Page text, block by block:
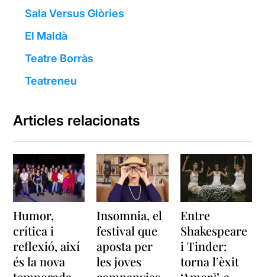
Sala Versus Glòries
El Maldà
Teatre Borràs
Teatreneu
Articles relacionats
Humor,
crítica i
reflexió, així
és la nova
Insomnia, el
festival que
aposta per
les joves
Entre
Shakespeare
i Tinder:
torna l’èxit